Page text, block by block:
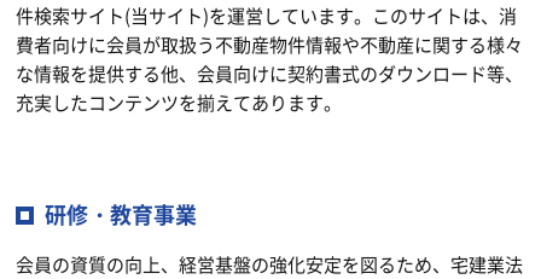
件検索サイト(当サイト)を運営しています。このサイトは、消
費者向けに会員が取扱う不動産物件情報や不動産に関する様々
な情報を提供する他、会員向けに契約書式のダウンロード等、
充実したコンテンツを揃えてあります。
研修・教育事業
会員の資質の向上、経営基盤の強化安定を図るため、宅建業法